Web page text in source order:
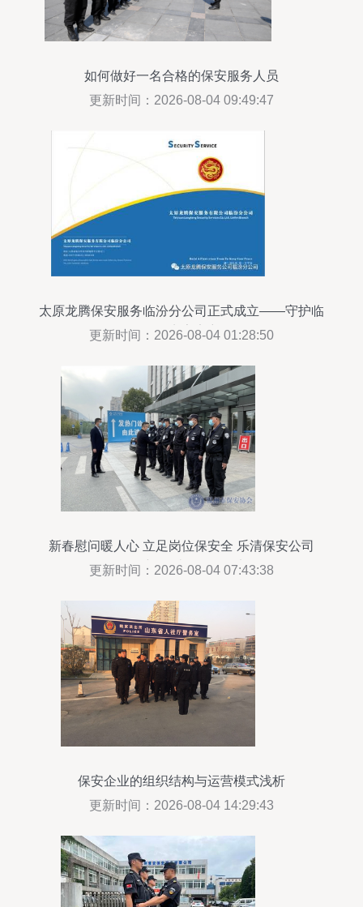
如何做好一名合格的保安服务人员
更新时间：2026-08-04 09:49:47
太原龙腾保安服务临汾分公司正式成立——守护临
汾，点亮安宁
更新时间：2026-08-04 01:28:50
新春慰问暖人心 立足岗位保安全 乐清保安公司
2021新春慰问活动纪实
更新时间：2026-08-04 07:43:38
保安企业的组织结构与运营模式浅析
更新时间：2026-08-04 14:29:43